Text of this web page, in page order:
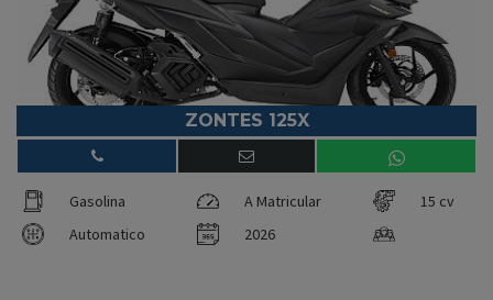
ZONTES 125X
Gasolina A Matricular
15 cv
Automatico
2026